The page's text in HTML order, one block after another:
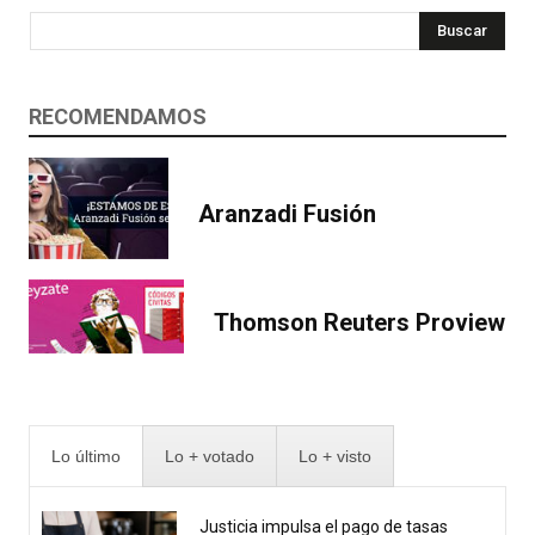
Buscar
RECOMENDAMOS
Aranzadi Fusión
Thomson Reuters Proview
Lo último Lo + votado Lo + visto
Justicia impulsa el pago de tasas